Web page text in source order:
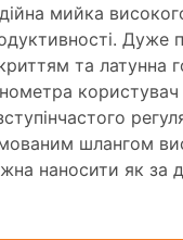
мийка
Дуже
та латунна
шлангом
наносити як за